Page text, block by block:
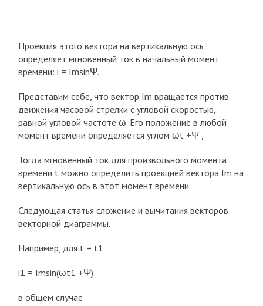
Проекция этого вектора на вертикальную ось
определяет мгновенный ток в начальный момент
времени: i = ImsinΨ.
Представим себе, что вектор Im вращается против
движения часовой стрелки с угловой скоростью,
равной угловой частоте ω. Его положение в любой
момент времени определяется углом ωt +Ψ ,
Тогда мгновенный ток для произвольного момента
времени t можно определить проекцией вектора Im на
вертикальную ось в этот момент времени.
Следующая статья сложение и вычитания векторов
векторной диаграммы.
Например, для t = t1
i1 = Imsin(ωt1 +Ψ)
в общем случае